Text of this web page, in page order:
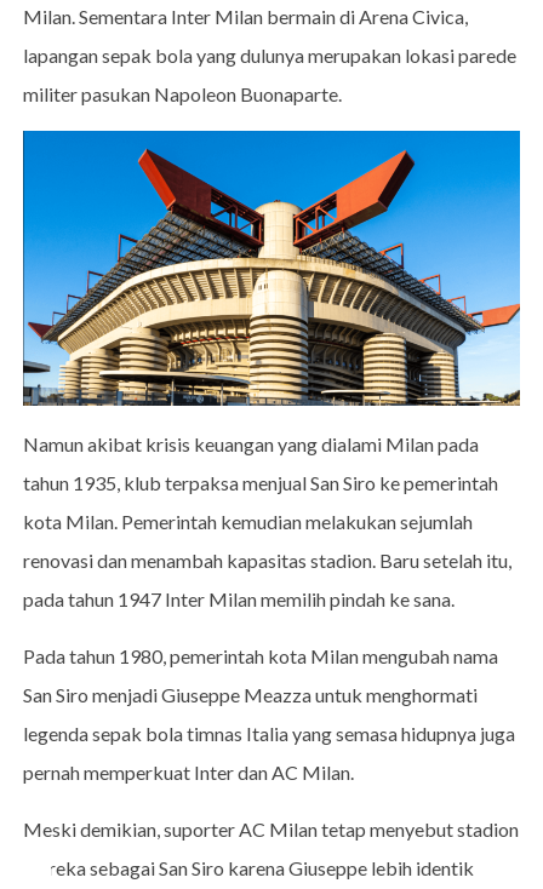
Milan. Sementara Inter Milan bermain di Arena Civica,
lapangan sepak bola yang dulunya merupakan lokasi parede
militer pasukan Napoleon Buonaparte.
Namun akibat krisis keuangan yang dialami Milan pada
tahun 1935, klub terpaksa menjual San Siro ke pemerintah
kota Milan. Pemerintah kemudian melakukan sejumlah
renovasi dan menambah kapasitas stadion. Baru setelah itu,
pada tahun 1947 Inter Milan memilih pindah ke sana.
Pada tahun 1980, pemerintah kota Milan mengubah nama
San Siro menjadi Giuseppe Meazza untuk menghormati
legenda sepak bola timnas Italia yang semasa hidupnya juga
pernah memperkuat Inter dan AC Milan.
Meski demikian, suporter AC Milan tetap menyebut stadion
mereka sebagai San Siro karena Giuseppe lebih identik